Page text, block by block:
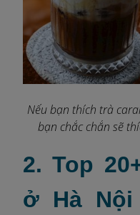
Nếu bạn thích trà
bạn chắc chắn sẽ
2. Top
ở Hà Nội